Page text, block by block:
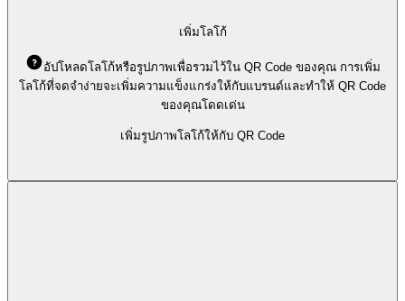
เพิ่มโลโก้
อัปโหลดโลโก้หรือรูปภาพเพื่อรวมไว้ใน QR Code ของคุณ การเพิ่ม
โลโก้ที่จดจำง่ายจะเพิ่มความแข็งแกร่งให้กับแบรนด์และทำให้ QR Code
ของคุณโดดเด่น
เพิ่มรูปภาพโลโก้ให้กับ QR Code